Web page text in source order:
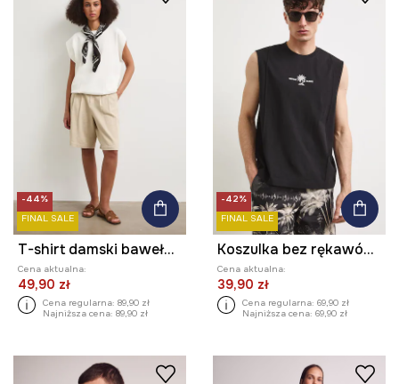
-44%
FINAL SALE
T-shirt damski bawełniany z elastanem z nadrukiem
Cena aktualna:
49,90 zł
Cena regularna: 89,90 zł
Najniższa cena: 89,90 zł
-42%
FINAL SALE
Koszulka bez rękawów męska bawełniana
Cena aktualna:
39,90 zł
Cena regularna: 69,90 zł
Najniższa cena: 69,90 zł